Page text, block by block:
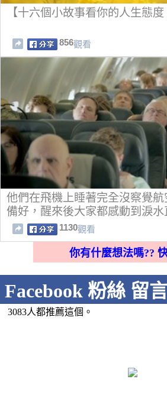
【十六個小故事看你的人生態度
856觀看
他們在飛機上睡著完全沒察覺
備好，醒來後大家都感動到淚水
1130觀看
你有什麼想法嗎??
Facebook 粉絲 留
3083人都推薦這個。